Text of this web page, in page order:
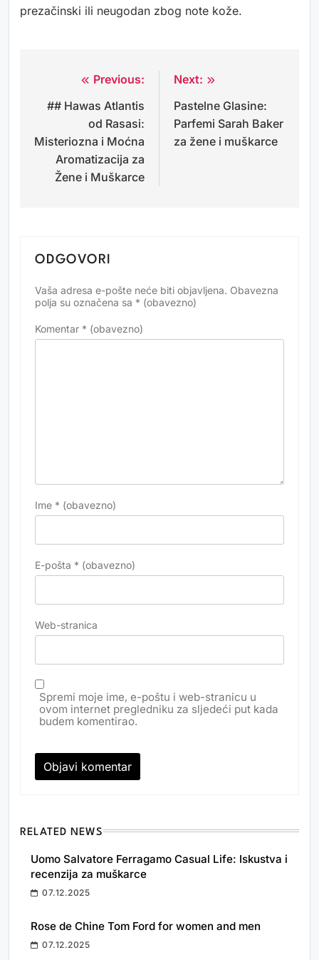
prezačinski ili neugodan zbog note kože.
Navigacija
objava
Previous:
## Hawas Atlantis
od Rasasi:
Misteriozna i Moćna
Aromatizacija za
Žene i Muškarce
Next:
Pastelne Glasine:
Parfemi Sarah Baker
za žene i muškarce
ODGOVORI
Vaša adresa e-pošte neće biti objavljena. Obavezna
polja su označena sa * (obavezno)
Komentar * (obavezno)
Ime * (obavezno)
E-pošta * (obavezno)
Web-stranica
Spremi moje ime, e-poštu i web-stranicu u
ovom internet pregledniku za sljedeći put kada
budem komentirao.
Alternative:
RELATED NEWS
Uomo Salvatore Ferragamo Casual Life: Iskustva i
recenzija za muškarce
07.12.2025
Rose de Chine Tom Ford for women and men
07.12.2025